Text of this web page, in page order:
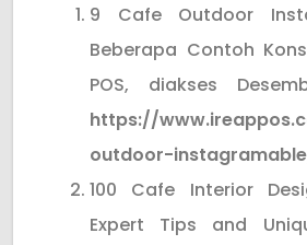
9 Cafe Outdoor
Beberapa Contoh
POS, diakses
https://
outdoor-
100 Cafe Interior
Expert Tips and